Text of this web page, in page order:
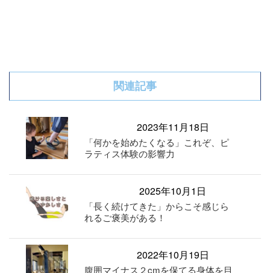
関連記事
2023年11月18日
「何かを始めたくなる」これぞ、ピ
ラティス体験の影響力
2025年10月1日
「長く続けてきた」からこそ感じら
れるご褒美がある！
2022年10月19日
腹囲マイナス２cmを保てる身体を目